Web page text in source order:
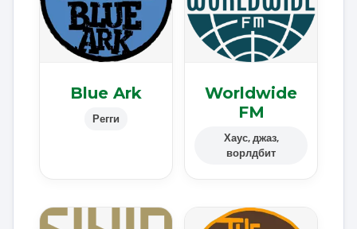
Blue Ark
Регги
Worldwide
FM
Хаус, джаз,
ворлдбит